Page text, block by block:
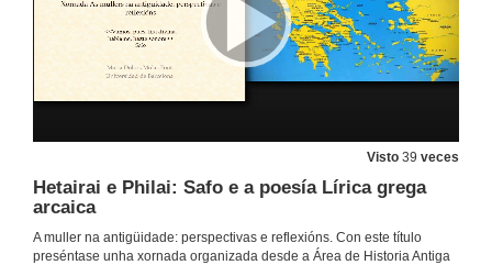
Visto 39 veces
Hetairai e Philai: Safo e a poesía Lírica grega
arcaica
A muller na antigüidade: perspectivas e reflexións. Con este título
preséntase unha xornada organizada desde a Área de Historia Antiga